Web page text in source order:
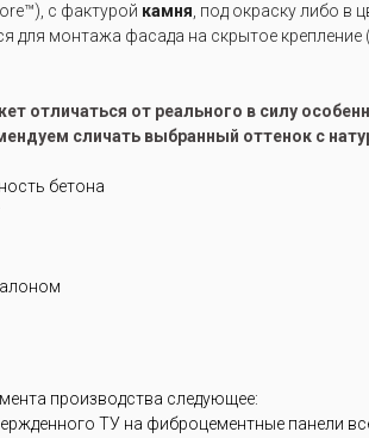
с фактурой камня , под окраску либо в
для монтажа фасада на скрытое
отличаться от реального в силу
сличать выбранный оттенок с
бетона
производства следующее:
ТУ на фиброцементные панели